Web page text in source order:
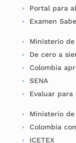
Portal para
Examen
Ministerio
De cero a
Colombia
SENA
Evaluar para
Ministerio de
Colombia
ICETEX